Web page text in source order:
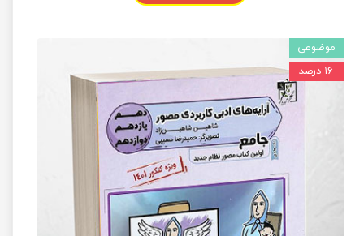
موضوعی
۱۶ درصد